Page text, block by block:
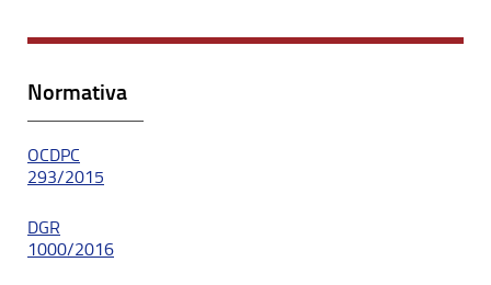
Normativa
OCDPC
293/2015
DGR
1000/2016